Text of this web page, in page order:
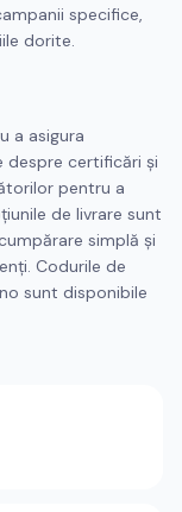
specifice,
dorite.
a asigura
certificări și
pentru a
de livrare sunt
simplă și
Codurile de
sunt disponibile